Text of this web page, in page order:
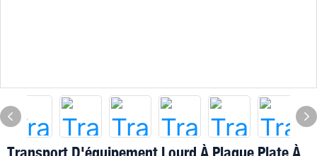
Transport D'équipement Lourd À Plaque Plate À